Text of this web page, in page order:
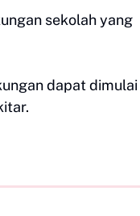
sekolah yang
dapat